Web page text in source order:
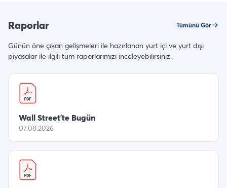
Raporlar Tümünü Gör
Günün öne çıkan gelişmeleri ile hazırlanan yurt içi ve yurt dışı
piyasalar ile ilgili tüm raporlarımızı inceleyebilirsiniz.
Wall Street’te Bugün
07.08.2026